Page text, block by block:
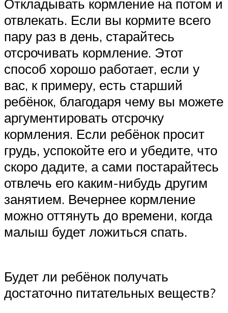
Откладывать кормление на потом и
отвлекать. Если вы кормите всего
пару раз в день, старайтесь
отсрочивать кормление. Этот
способ хорошо работает, если у
вас, к примеру, есть старший
ребёнок, благодаря чему вы можете
аргументировать отсрочку
кормления. Если ребёнок просит
грудь, успокойте его и убедите, что
скоро дадите, а сами постарайтесь
отвлечь его каким-нибудь другим
занятием. Вечернее кормление
можно оттянуть до времени, когда
малыш будет ложиться спать.
Будет ли ребёнок получать
достаточно питательных веществ?